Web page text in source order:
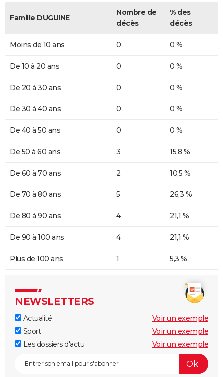
Famille DUGUINE
Nombre de
décès
% des
décès
Moins de 10 ans 0 0 %
De 10 à 20 ans 0 0 %
De 20 à 30 ans 0 0 %
De 30 à 40 ans 0 0 %
De 40 à 50 ans 0 0 %
De 50 à 60 ans 3 15,8 %
De 60 à 70 ans 2 10,5 %
De 70 à 80 ans 5 26,3 %
De 80 à 90 ans 4 21,1 %
De 90 à 100 ans 4 21,1 %
Plus de 100 ans 1 5,3 %
NEWSLETTERS
Actualité
Voir un exemple
Sport
Voir un exemple
Les dossiers d'actu
Voir un exemple